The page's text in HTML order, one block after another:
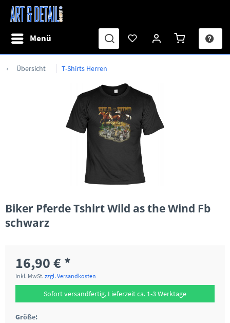
Menü
Übersicht T-Shirts Herren
Biker Pferde Tshirt Wild as the Wind Fb
schwarz
16,90 € *
inkl. MwSt. zzgl. Versandkosten
Sofort versandfertig, Lieferzeit ca. 1-3 Werktage
Größe: